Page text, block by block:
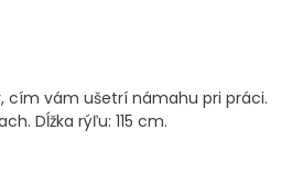
cím vám ušetrí námahu pri práci.
Dĺžka rýľu: 115 cm.